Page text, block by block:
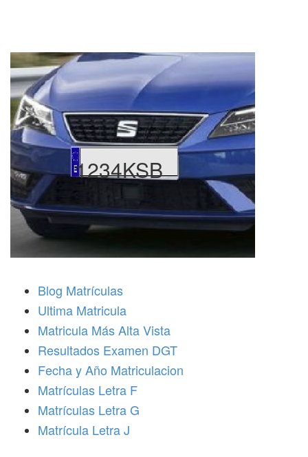
1234KSB
Blog Matrículas
Ultima Matricula
Matricula Más Alta Vista
Resultados Examen DGT
Fecha y Año Matriculacion
Matrículas Letra F
Matrículas Letra G
Matrícula Letra J